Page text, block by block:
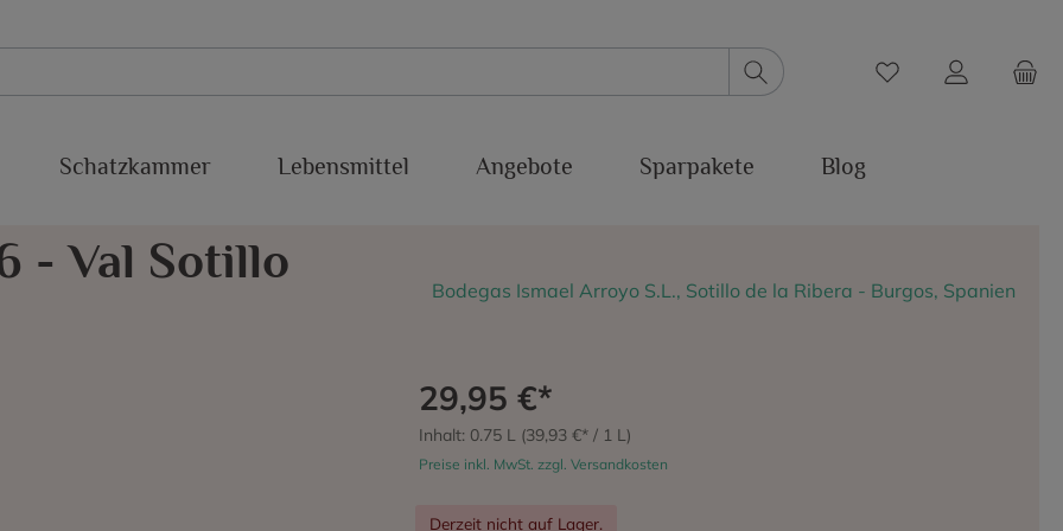
Schatzkammer Lebensmittel Angebote Sparpakete Blog
- Val Sotillo
Bodegas Ismael Arroyo S.L., Sotillo de la Ribera - Burgos, Spanien
29,95 €*
Inhalt: 0.75 L (39,93 €* / 1 L)
Preise inkl. MwSt. zzgl. Versandkosten
Derzeit nicht auf Lager.